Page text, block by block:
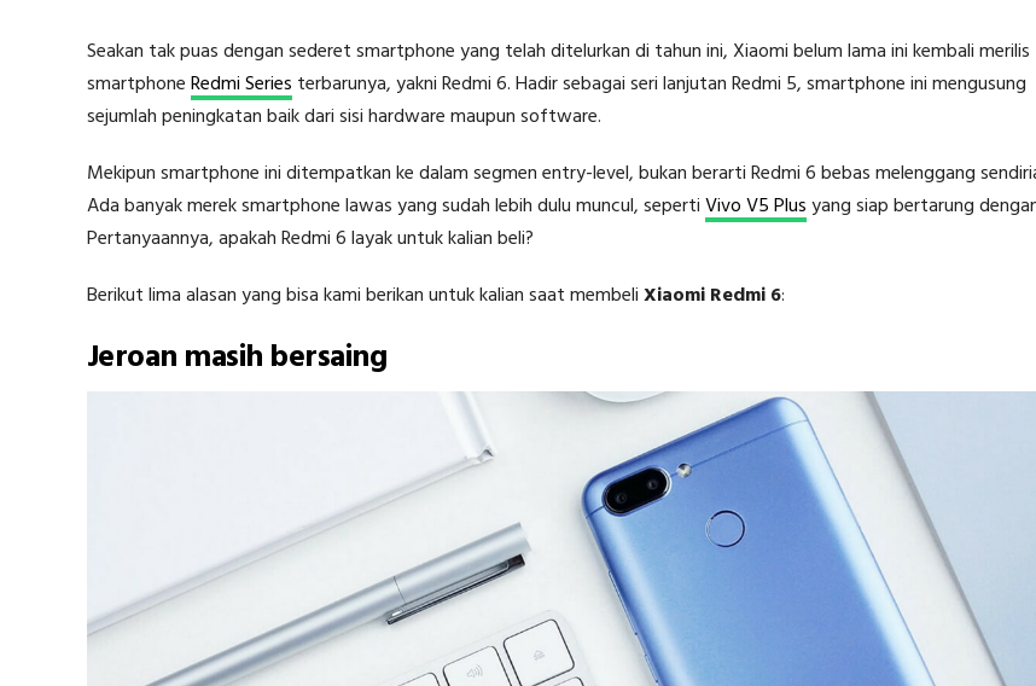
Seakan tak puas dengan sederet smartphone yang telah ditelurkan di tahun ini, Xiaomi belum lama ini kembali merilis
smartphoneRedmi Series terbarunya, yakni Redmi 6. Hadir sebagai seri lanjutan Redmi 5, smartphone ini mengusung
sejumlah peningkatan baik dari sisi hardware maupun software.
Mekipun smartphone ini ditempatkan ke dalam segmen entry-level, bukan berarti Redmi 6 bebas melenggang
Ada banyak merek smartphone lawas yang sudah lebih dulu muncul, sepertiVivo V5 Plusyang siap bertarung
Pertanyaannya, apakah Redmi 6 layak untuk kalian beli?
Berikut lima alasan yang bisa kami berikan untuk kalian saat membeliXiaomi Redmi 6:
Jeroan masih bersaing